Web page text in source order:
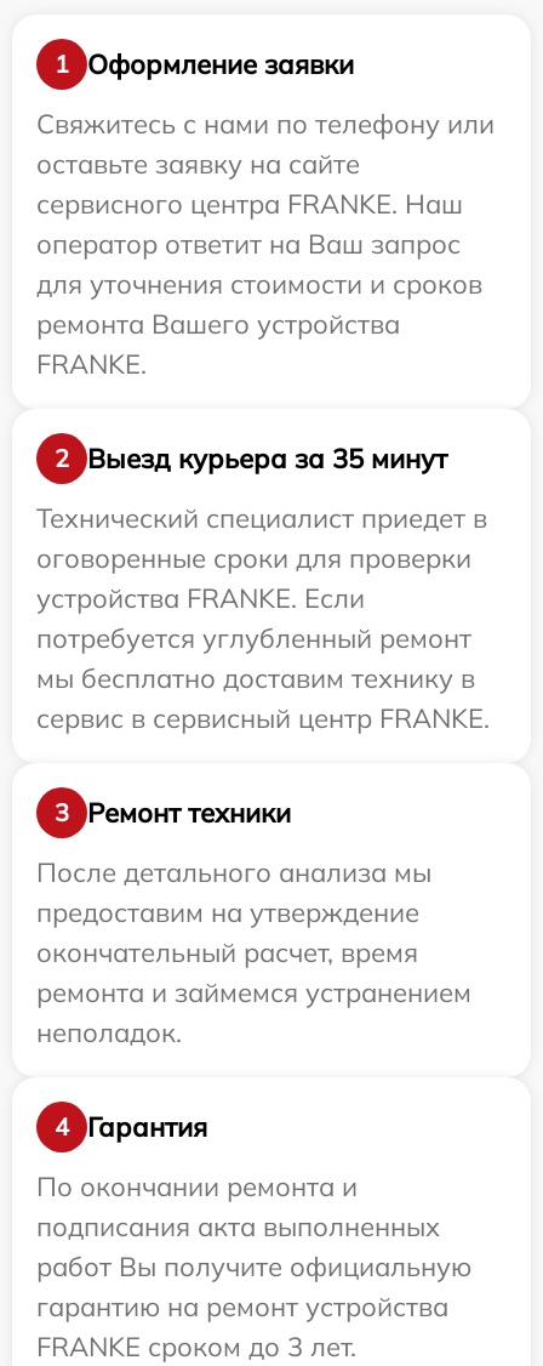
1
Оформление заявки
Свяжитесь с нами по телефону или
оставьте заявку на сайте
сервисного центра FRANKE. Наш
оператор ответит на Ваш запрос
для уточнения стоимости и сроков
ремонта Вашего устройства
FRANKE.
2
Выезд курьера за 35 минут
Технический специалист приедет в
оговоренные сроки для проверки
устройства FRANKE. Если
потребуется углубленный ремонт
мы бесплатно доставим технику в
сервис в сервисный центр FRANKE.
3
Ремонт техники
После детального анализа мы
предоставим на утверждение
окончательный расчет, время
ремонта и займемся устранением
неполадок.
4
Гарантия
По окончании ремонта и
подписания акта выполненных
работ Вы получите официальную
гарантию на ремонт устройства
FRANKE сроком до 3 лет.